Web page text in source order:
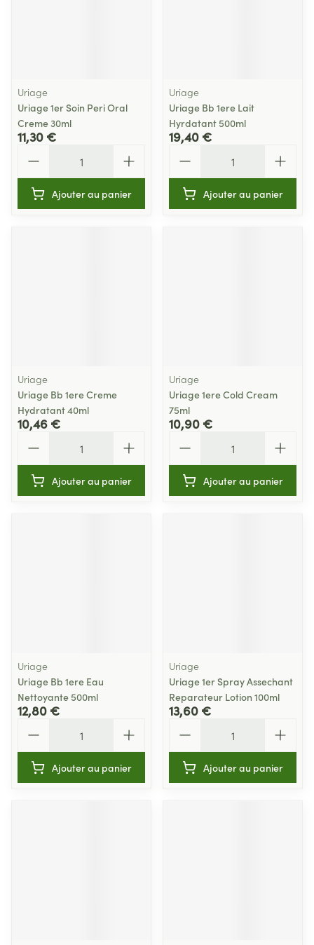
Uriage
Uriage 1er Soin Peri Oral
Creme 30ml
11,30 €
Ajouter au panier
Uriage
Uriage Bb 1ere Lait
Hyrdatant 500ml
19,40 €
Ajouter au panier
Uriage
Uriage Bb 1ere Creme
Hydratant 40ml
10,46 €
Ajouter au panier
Uriage
Uriage 1ere Cold Cream
75ml
10,90 €
Ajouter au panier
Uriage
Uriage Bb 1ere Eau
Nettoyante 500ml
12,80 €
Ajouter au panier
Uriage
Uriage 1er Spray Assechant
Reparateur Lotion 100ml
13,60 €
Ajouter au panier